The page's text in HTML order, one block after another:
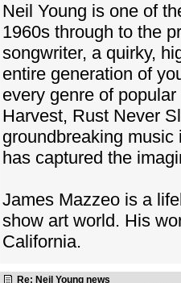
Neil Young is one of
1960s through to the
songwriter, a quirky,
entire generation of
every genre of
Harvest, Rust Never
groundbreaking
has captured the
James Mazzeo is a
show art world. His
California.
Re: Neil Young news